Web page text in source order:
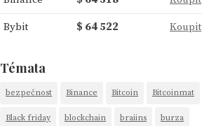
Bybit $ 64 522 Koupit
Témata
bezpečnost Binance Bitcoin Bitcoinmat
Black friday blockchain braiins burza